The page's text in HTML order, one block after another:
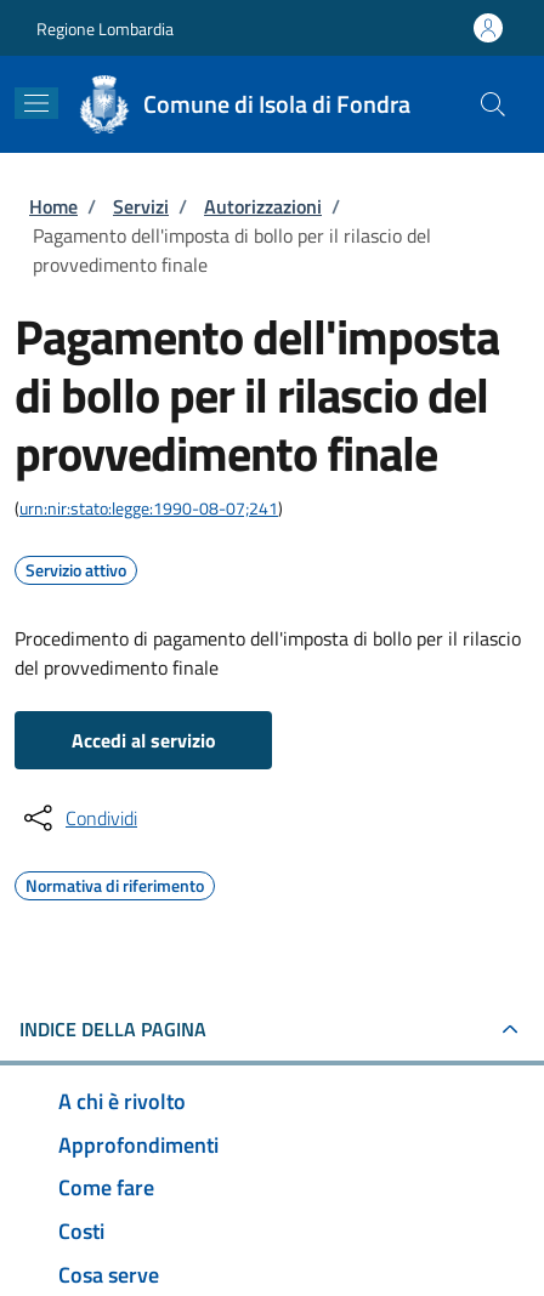
Regione Lombardia
Comune di Isola di Fondra
Briciole di pane
Home / Servizi / Autorizzazioni /
Pagamento dell'imposta di bollo per il rilascio del
provvedimento finale
Pagamento dell'imposta
di bollo per il rilascio del
provvedimento finale
(urn:nir:stato:legge:1990-08-07;241)
Servizio attivo
Procedimento di pagamento dell'imposta di bollo per il rilascio
del provvedimento finale
Accedi al servizio
Condividi
Normativa di riferimento
INDICE DELLA PAGINA
A chi è rivolto
Approfondimenti
Come fare
Costi
Cosa serve